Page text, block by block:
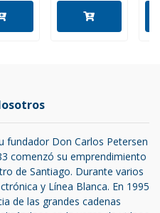
fundador Don Carlos Petersen
comenzó su emprendimiento
de Santiago. Durante varios
y Línea Blanca. En 1995
de las grandes cadenas